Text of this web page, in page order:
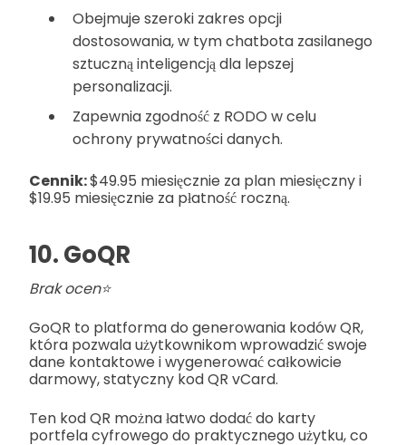
Obejmuje szeroki zakres opcji
dostosowania, w tym chatbota zasilanego
sztuczną inteligencją dla lepszej
personalizacji.
Zapewnia zgodność z RODO w celu
ochrony prywatności danych.
Cennik:$49.95 miesięcznie za plan miesięczny i
$19.95 miesięcznie za płatność roczną.
10. GoQR
Brak ocen⭐
GoQR to platforma do generowania kodów QR,
która pozwala użytkownikom wprowadzić swoje
dane kontaktowe i wygenerować całkowicie
darmowy, statyczny kod QR vCard.
Ten kod QR można łatwo dodać do karty
portfela cyfrowego do praktycznego użytku, co